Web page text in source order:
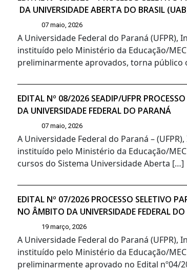
DA UNIVERSIDADE ABERTA DO BRASIL
07 maio, 2026
A Universidade Federal do Paraná
instituído pelo Ministério da Educação/
preliminarmente aprovados, torna público
EDITAL Nº 08/2026 SEADIP/UFPR
DA UNIVERSIDADE FEDERAL DO PARANÁ
07 maio, 2026
A Universidade Federal do Paraná –
instituído pelo Ministério da Educação/
cursos do Sistema Universidade Aberta […]
EDITAL Nº 07/2026 PROCESSO SELETIVO
NO ÂMBITO DA UNIVERSIDADE FEDERAL
19 março, 2026
A Universidade Federal do Paraná
instituído pelo Ministério da Educação/
preliminarmente aprovado no Edital nº04/